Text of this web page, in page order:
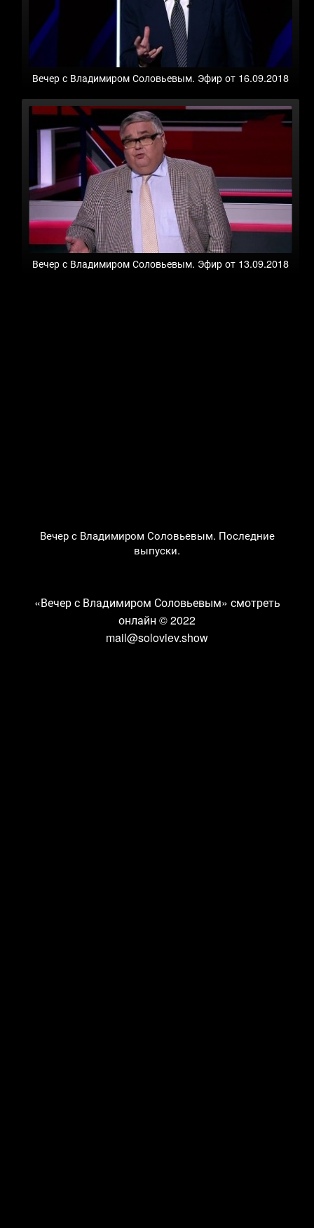
Вечер с Владимиром Соловьевым. Эфир от 16.09.2018
Вечер с Владимиром Соловьевым. Эфир от 13.09.2018
Вечер с Владимиром Соловьевым. Последние
выпуски.
«Вечер с Владимиром Соловьевым» смотреть
онлайн © 2022
mail@soloviev.show